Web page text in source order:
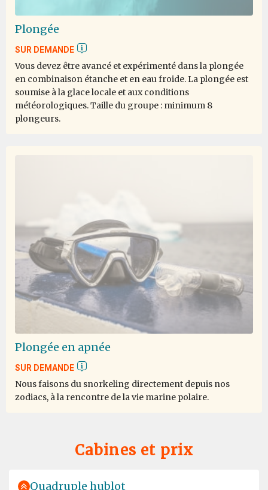
Most of the time it was enjoyable, there were a few
instances where I was hurt or it was really unpleasant.
once in a lifetime
par dan mihai tarcea
One of the Lifetime experience
par Elene Tan Antarctique
One of the best cruise and trip I join so far. The
expedition team really go way beyond, very passionate
the lecture was very informative. I definitely will join
this expedition again in future.
Plongée
SUR DEMANDE
Vous devez être avancé et expérimenté dans la plongée
en combinaison étanche et en eau froide. La plongée est
soumise à la glace locale et aux conditions
météorologiques. Taille du groupe : minimum 8
plongeurs.
Plongée en apnée
SUR DEMANDE
Nous faisons du snorkeling directement depuis nos
zodiacs, à la rencontre de la vie marine polaire.
Cabines et prix
Quadruple hublot